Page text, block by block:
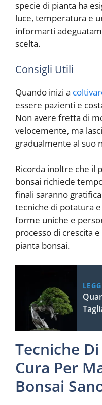
specie di pianta ha
luce, temperatura e
informarti
scelta.
Consigli Utili
Quando inizi a
essere pazienti e
Non avere fretta di
velocemente, ma
gradualmente al suo
Ricorda inoltre che il
bonsai richiede
finali saranno
tecniche di potatura
forme uniche e
processo di crescita
pianta bonsai.
Tecniche
Cura Per
Bonsai